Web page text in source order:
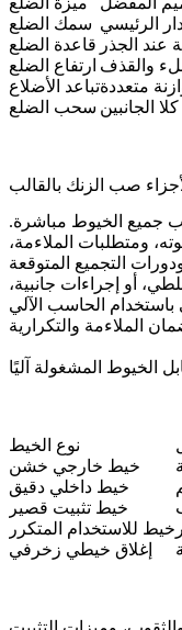
سمك الضلع الرئيسي
قاعدة الضلع عند الجذر
ارتفاع الضلع والقذف
تباعد الأضلاعمتعددة
سحب الضلع الجانبين
صب الزنك بالقالب
صب جميع الخيوط مباشرة.
ومتطلبات الملاءمة،
أو إجراءات جانبية،
الخيوط المشغولة آليًا
نوع الخيط
خيط خارجي خشن
خيط داخلي دقيق
خيط تثبيت قصير
خيط للاستخدام المتكرر
إغلاق خيطي زخرفي